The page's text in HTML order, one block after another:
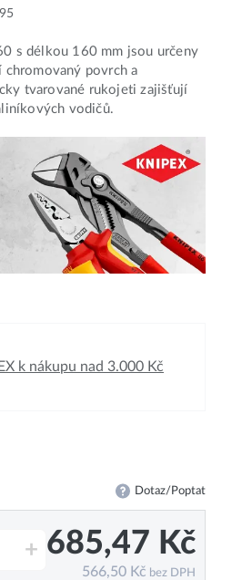
s délkou 160 mm jsou určeny
chromovaný povrch a
tvarované rukojeti zajišťují
vodičů.
k nákupu nad 3.000 Kč
Dotaz/Poptat
+ 685,47 Kč
566,50 Kč bez DPH